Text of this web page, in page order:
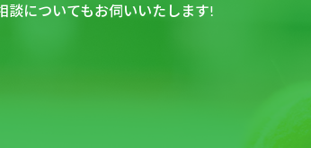
談についてもお伺いいたします!